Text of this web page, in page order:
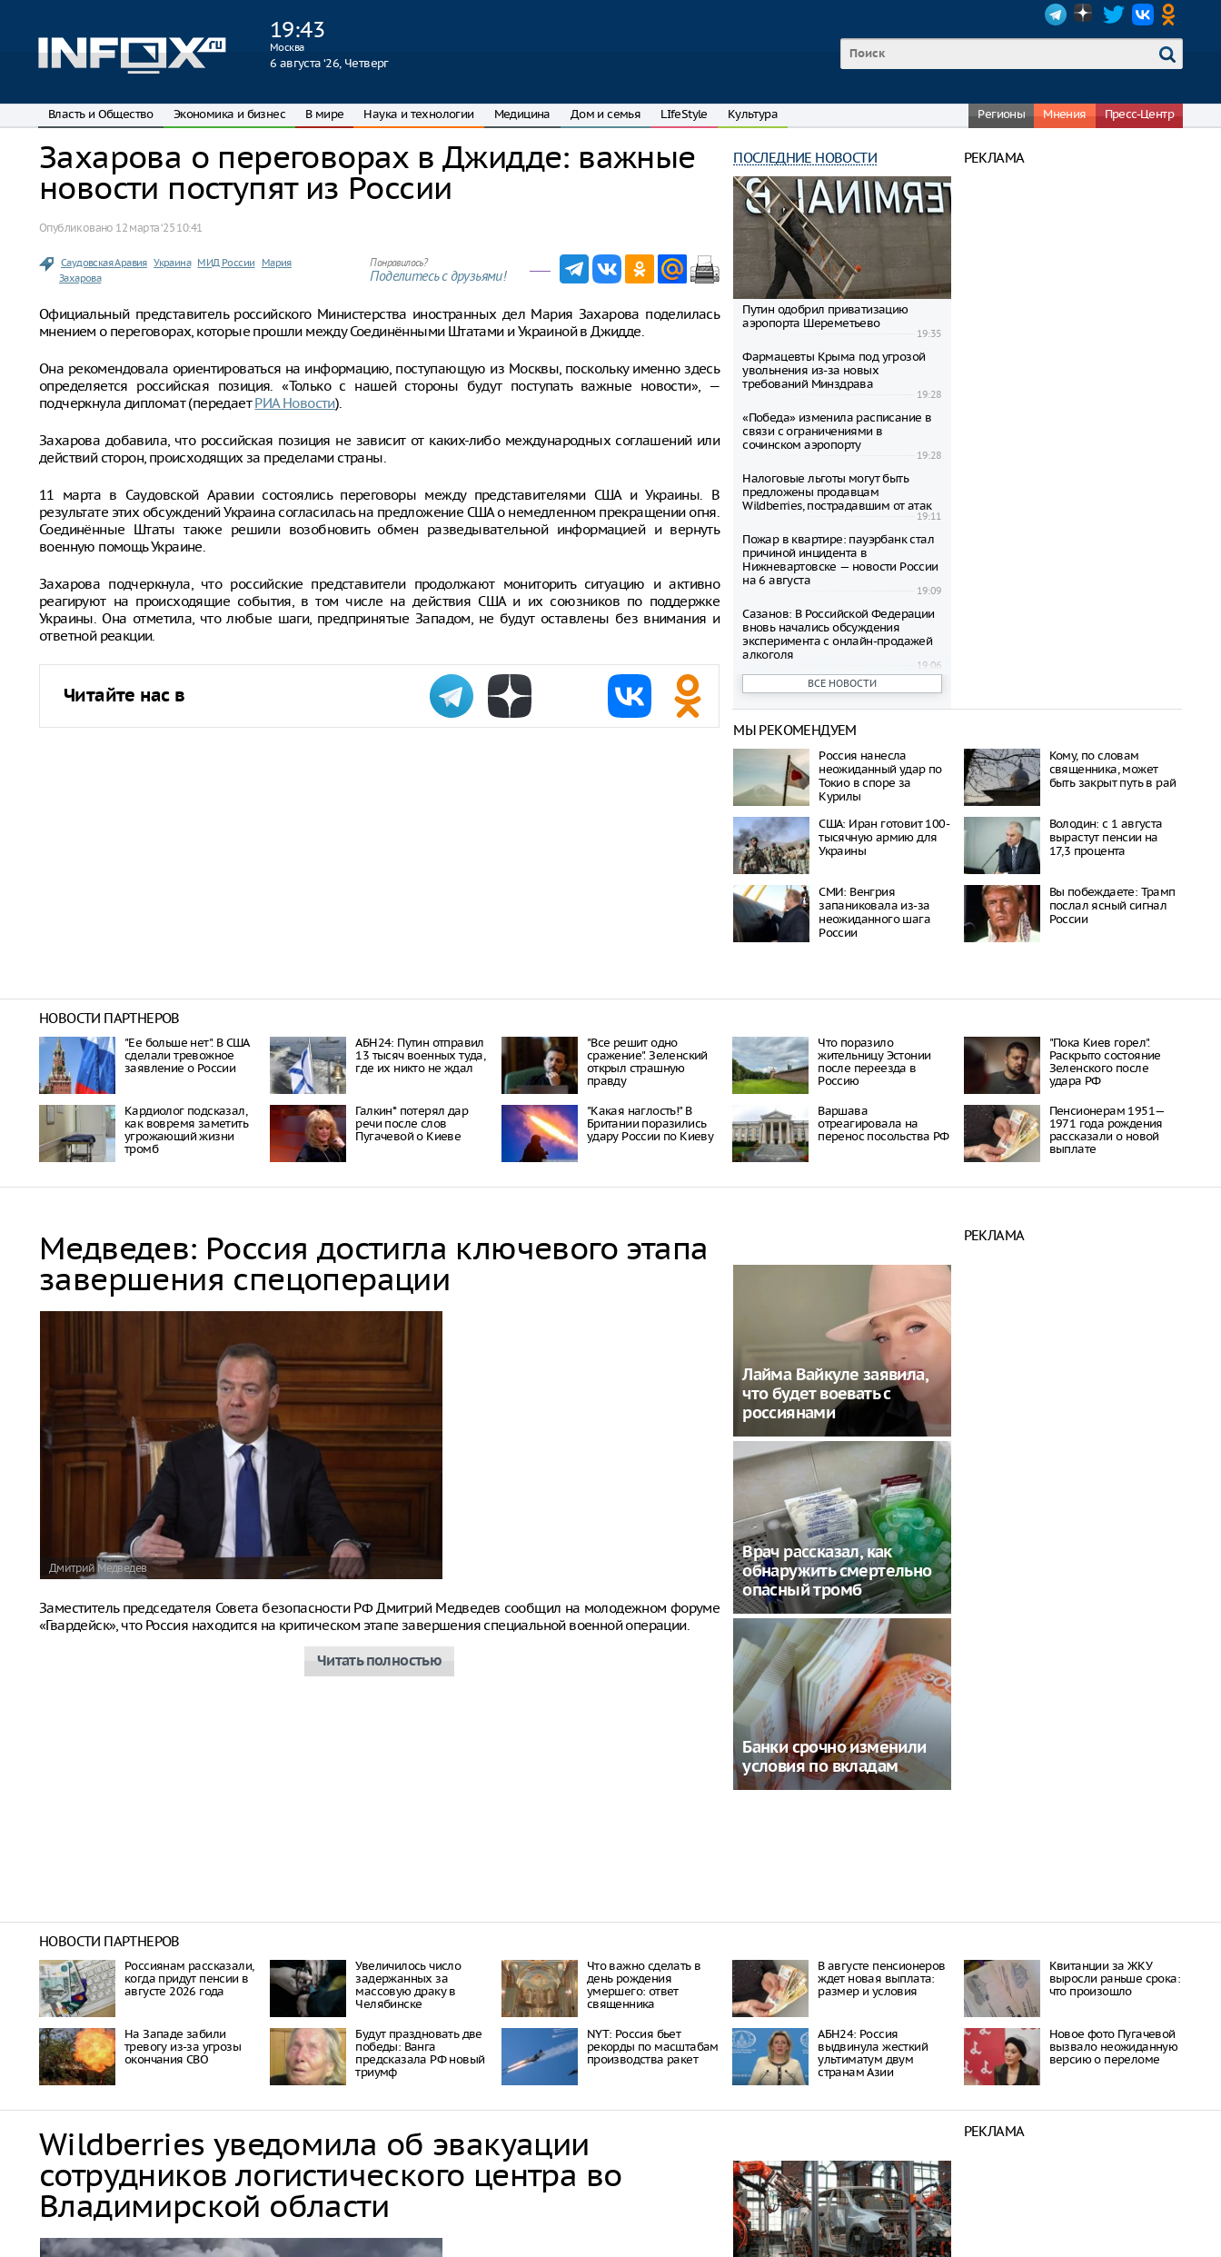
19:43
Москва
6 августа ‘26, Четверг
Власть и Общество Экономика и бизнес В мире Наука и технологии Медицина Дом и семья LIfeStyle Культура Регионы Мнения Пресс-Центр
Захарова о переговорах в Джидде: важные
новости поступят из России
Опубликовано 12 марта ‘25 10:41
Саудовская Аравия Украина МИД России
Мария
Захарова
Понравилось?
Поделитесь с друзьями!
Официальный представитель российского Министерства иностранных дел Мария Захарова поделилась
мнением о переговорах, которые прошли между Соединёнными Штатами и Украиной в Джидде.
Она рекомендовала ориентироваться на информацию, поступающую из Москвы, поскольку именно здесь
определяется российская позиция. «Только с нашей стороны будут поступать важные новости», —
подчеркнула дипломат (передаетРИА Новости).
Захарова добавила, что российская позиция не зависит от каких-либо международных соглашений или
действий сторон, происходящих за пределами страны.
11 марта в Саудовской Аравии состоялись переговоры между представителями США и Украины. В
результате этих обсуждений Украина согласилась на предложение США о немедленном прекращении огня.
Соединённые Штаты также решили возобновить обмен разведывательной информацией и вернуть
военную помощь Украине.
Захарова подчеркнула, что российские представители продолжают мониторить ситуацию и активно
реагируют на происходящие события, в том числе на действия США и их союзников по поддержке
Украины. Она отметила, что любые шаги, предпринятые Западом, не будут оставлены без внимания и
ответной реакции.
Читайте нас в
ПОСЛЕДНИЕ НОВОСТИ
Путин одобрил приватизацию
аэропорта Шереметьево
19:35
Фармацевты Крыма под угрозой
увольнения из-за новых
требований Минздрава
19:28
«Победа» изменила расписание в
связи с ограничениями в
сочинском аэропорту
19:28
Налоговые льготы могут быть
предложены продавцам
Wildberries, пострадавшим от атак
19:11
Пожар в квартире: пауэрбанк стал
причиной инцидента в
Нижневартовске — новости России
на 6 августа
19:09
Сазанов: В Российской Федерации
вновь начались обсуждения
эксперимента с онлайн-продажей
алкоголя
19:06
В Госдуме предложили увеличить
Башкирия увеличила экспорт зерна
19:00
В Тюмени произошел инцидент на
аттракционе в развлекательном
парке
17:39
В Подмосковье у женщины,
погибшей при спасении сына,
осталось трое детей
В Москве количество новых
квартир уменьшилось более чем
на 30%
ВСЕ НОВОСТИ
РЕКЛАМА
МЫ РЕКОМЕНДУЕМ
Россия нанесла
неожиданный удар по
Токио в споре за
Курилы
Кому, по словам
священника, может
быть закрыт путь в рай
США: Иран готовит 100-
тысячную армию для
Украины
Володин: с 1 августа
вырастут пенсии на
17,3 процента
СМИ: Венгрия
запаниковала из-за
неожиданного шага
России
Вы побеждаете: Трамп
послал ясный сигнал
России
НОВОСТИ ПАРТНЕРОВ
"Ее больше нет". В США
сделали тревожное
заявление о России
АБН24: Путин отправил
13 тысяч военных туда,
где их никто не ждал
"Все решит одно
сражение". Зеленский
открыл страшную
правду
Что поразило
жительницу Эстонии
после переезда в
Россию
"Пока Киев горел".
Раскрыто состояние
Зеленского после
удара РФ
Кардиолог подсказал,
как вовремя заметить
угрожающий жизни
тромб
Галкин* потерял дар
речи после слов
Пугачевой о Киеве
"Какая наглость!" В
Британии поразились
удару России по Киеву
Варшава
отреагировала на
перенос посольства РФ
Пенсионерам 1951—
1971 года рождения
рассказали о новой
выплате
Медведев: Россия достигла ключевого этапа
завершения спецоперации
Дмитрий Медведев
Заместитель председателя Совета безопасности РФ Дмитрий Медведев сообщил на молодежном форуме
«Гвардейск», что Россия находится на критическом этапе завершения специальной военной операции.
Читать полностью
Лайма Вайкуле заявила,
что будет воевать с
россиянами
Врач рассказал, как
обнаружить смертельно
опасный тромб
Банки срочно изменили
условия по вкладам
РЕКЛАМА
НОВОСТИ ПАРТНЕРОВ
Россиянам рассказали,
когда придут пенсии в
августе 2026 года
Увеличилось число
задержанных за
массовую драку в
Челябинске
Что важно сделать в
день рождения
умершего: ответ
священника
В августе пенсионеров
ждет новая выплата:
размер и условия
Квитанции за ЖКУ
выросли раньше срока:
что произошло
На Западе забили
тревогу из-за угрозы
окончания СВО
Будут праздновать две
победы: Ванга
предсказала РФ новый
триумф
NYT: Россия бьет
рекорды по масштабам
производства ракет
АБН24: Россия
выдвинула жесткий
ультиматум двум
странам Азии
Новое фото Пугачевой
вызвало неожиданную
версию о переломе
Wildberries уведомила об эвакуации
сотрудников логистического центра во
Владимирской области
РЕКЛАМА